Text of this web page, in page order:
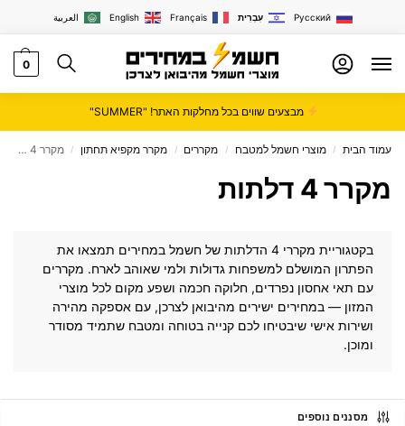
العربية English Français עִבְרִית Русский
0
מבצעים שווים בכל מחלקות האתר! "SUMMER"
עמוד הבית / מוצרי חשמל למטבח / מקררים / מקרר מקפיא תחתון / מקרר 4 דלתות
מקרר 4 דלתות
בקטגוריית מקררי 4 הדלתות של חשמל במחירים תמצאו את
הפתרון המושלם למשפחות גדולות ולמי שאוהב לארח. מקררים
עם תאי אחסון נפרדים, חלוקה חכמה ושפע מקום לכל מוצרי
המזון — במחירים ישירים מהיבואן לצרכן, עם אספקה מהירה
ושירות אישי שיבטיחו לכם קנייה בטוחה ומטבח שתמיד מסודר
ומוכן.
מסננים נוספים